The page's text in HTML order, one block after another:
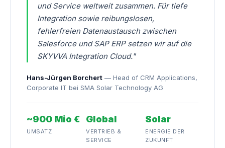
und Service weltweit zusammen. Für tiefe
Integration sowie reibungslosen,
fehlerfreien Datenaustausch zwischen
Salesforce und SAP ERP setzen wir auf die
SKYVVA Integration Cloud."
Hans-Jürgen Borchert — Head of CRM Applications,
Corporate IT bei SMA Solar Technology AG
~900 Mio €
UMSATZ
Global
VERTRIEB &
SERVICE
Solar
ENERGIE DER
ZUKUNFT